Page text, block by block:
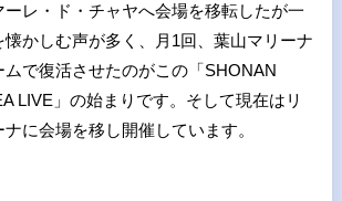
レ・ド・チャヤへ会場を移転したが一
懐かしむ声が多く、月1回、葉山マリーナ
ムで復活させたのがこの「SHONAN
LIVE」の始まりです。そして現在はリ
に会場を移し開催しています。